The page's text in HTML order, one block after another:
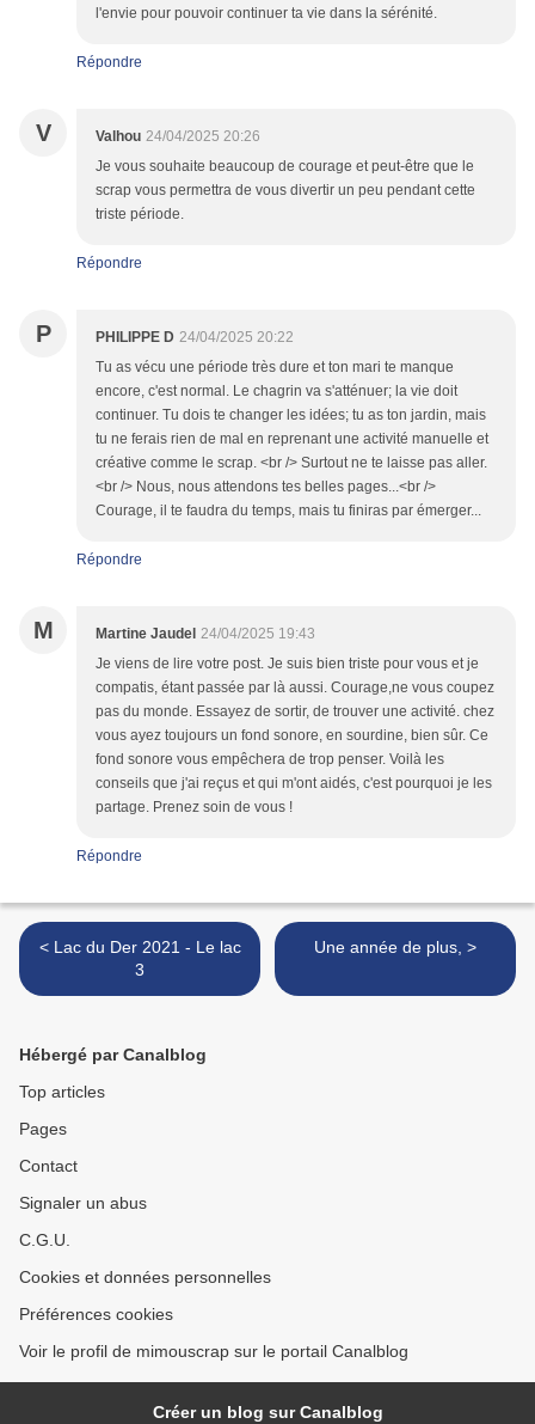
l'envie pour pouvoir continuer ta vie dans la sérénité.
Répondre
V Valhou 24/04/2025 20:26
Je vous souhaite beaucoup de courage et peut-être que le
scrap vous permettra de vous divertir un peu pendant cette
triste période.
Répondre
P PHILIPPE D 24/04/2025 20:22
Tu as vécu une période très dure et ton mari te manque
encore, c'est normal. Le chagrin va s'atténuer; la vie doit
continuer. Tu dois te changer les idées; tu as ton jardin, mais
tu ne ferais rien de mal en reprenant une activité manuelle et
créative comme le scrap. <br /> Surtout ne te laisse pas aller.
<br /> Nous, nous attendons tes belles pages...<br />
Courage, il te faudra du temps, mais tu finiras par émerger...
Répondre
M Martine Jaudel 24/04/2025 19:43
Je viens de lire votre post. Je suis bien triste pour vous et je
compatis, étant passée par là aussi. Courage,ne vous coupez
pas du monde. Essayez de sortir, de trouver une activité. chez
vous ayez toujours un fond sonore, en sourdine, bien sûr. Ce
fond sonore vous empêchera de trop penser. Voilà les
conseils que j'ai reçus et qui m'ont aidés, c'est pourquoi je les
partage. Prenez soin de vous !
Répondre
< Lac du Der 2021 - Le lac
3
Une année de plus, >
Hébergé par Canalblog
Top articles
Pages
Contact
Signaler un abus
C.G.U.
Cookies et données personnelles
Préférences cookies
Voir le profil de mimouscrap sur le portail Canalblog
Créer un blog sur Canalblog